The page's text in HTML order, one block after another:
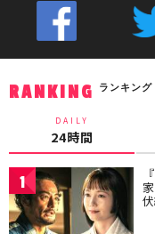
RANKING ランキング
DAILY
24時間
1